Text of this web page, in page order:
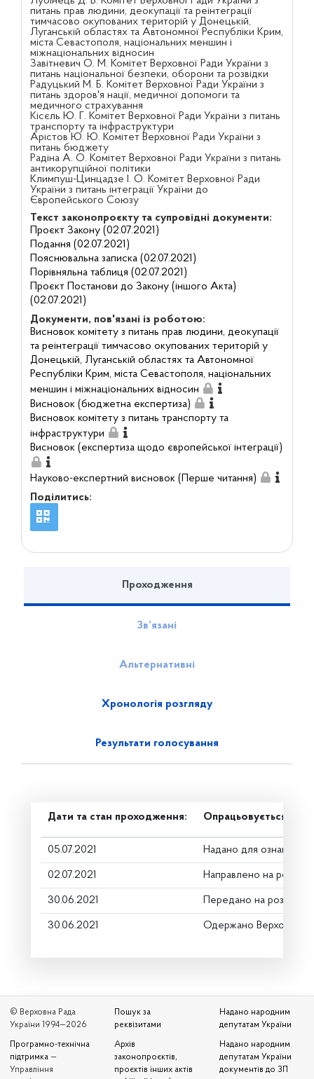
питань прав людини, деокупації та реінтеграції
тимчасово окупованих територій у Донецькій,
Луганській областях та Автономної Республіки Крим,
міста Севастополя, національних меншин і
міжнаціональних відносин
Завітневич О. М. Комітет Верховної Ради України з
питань національної безпеки, оборони та розвідки
Радуцький М. Б. Комітет Верховної Ради України з
питань здоров'я нації, медичної допомоги та
медичного страхування
Кісєль Ю. Г. Комітет Верховної Ради України з питань
транспорту та інфраструктури
Арістов Ю. Ю. Комітет Верховної Ради України з
питань бюджету
Радіна А. О. Комітет Верховної Ради України з питань
антикорупційної політики
Климпуш-Цинцадзе І. О. Комітет Верховної Ради
України з питань інтеграції України до
Європейського Союзу
Текст законопроєкту та супровідні документи:
Проєкт Закону (02.07.2021)
Подання (02.07.2021)
Пояснювальна записка (02.07.2021)
Порівняльна таблиця (02.07.2021)
Проєкт Постанови до Закону (іншого Акта)
(02.07.2021)
Документи, пов'язані із роботою:
Висновок комітету з питань прав людини, деокупації
та реінтеграції тимчасово окупованих територій у
Донецькій, Луганській областях та Автономної
Республіки Крим, міста Севастополя, національних
меншин і міжнаціональних відносин
Висновок (бюджетна експертиза)
Висновок комітету з питань транспорту та
інфраструктури
Висновок (експертиза щодо європейської інтеграції)
Науково-експертний висновок (Перше читання)
Поділитись:
Проходження
Зв’язані
Альтернативні
Хронологія розгляду
Результати голосування
Дати та стан проходження: Опрацьовується в
05.07.2021 Надано для
02.07.2021 Направлено на
30.06.2021 Передано на розгляд
30.06.2021 Одержано Верховною
© Верховна Рада
України 1994—2026
Програмно-технічна
підтримка —
Управління
Пошук за
реквізитами
Архів
законопроєктів,
проєктів інших актів
Надано народним
депутатам України
Надано народним
депутатам України
документів до ЗП